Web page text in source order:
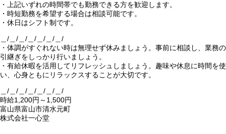
・上記いずれの時間帯でも勤務できる方を歓迎します。
・時短勤務を希望する場合は相談可能です。
・休日はシフト制です。
＿/＿/＿/＿/＿/＿/＿/
・体調がすぐれない時は無理せず休みましょう。事前に相談し、業務の
引継ぎをしっかり行いましょう。
・有給休暇を活用してリフレッシュしましょう。趣味や休息に時間を使
い、心身ともにリラックスすることが大切です。
＿/＿/＿/＿/＿/＿/＿/
時給1,200円～1,500円
富山県富山市清水元町
株式会社一心堂